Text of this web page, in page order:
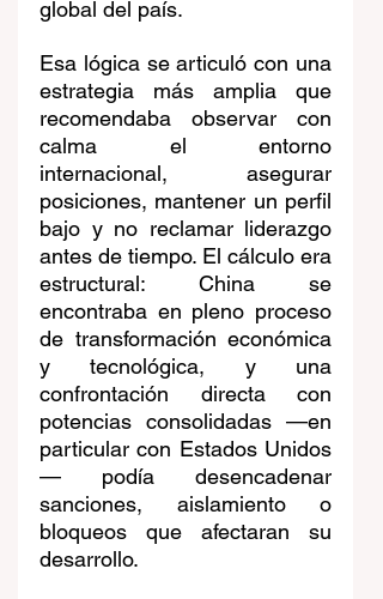
global del país.
Esa lógica se articuló con una
estrategia más amplia que
recomendaba observar con
calma el entorno
internacional, asegurar
posiciones, mantener un perfil
bajo y no reclamar liderazgo
antes de tiempo. El cálculo era
estructural: China se
encontraba en pleno proceso
de transformación económica
y tecnológica, y una
confrontación directa con
potencias consolidadas —en
particular con Estados Unidos
— podía desencadenar
sanciones, aislamiento o
bloqueos que afectaran su
desarrollo.